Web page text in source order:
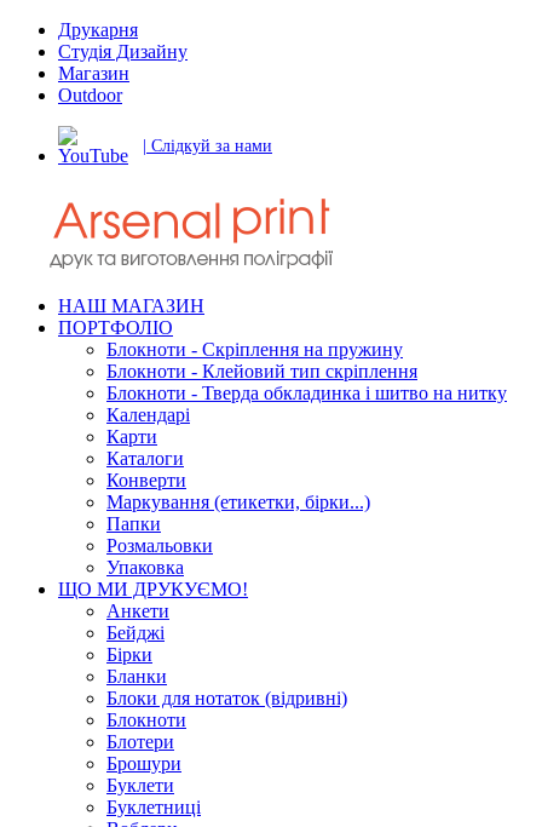
Друкарня
Студія Дизайну
Магазин
Outdoor
| Слідкуй за нами
НАШ МАГАЗИН
ПОРТФОЛІО
Блокноти - Скріплення на пружину
Блокноти - Клейовий тип скріплення
Блокноти - Тверда обкладинка і шитво на нитку
Календарі
Карти
Каталоги
Конверти
Маркування (етикетки, бірки...)
Папки
Розмальовки
Упаковка
ЩО МИ ДРУКУЄМО!
Анкети
Бейджі
Бірки
Бланки
Блоки для нотаток (відривні)
Блокноти
Блотери
Брошури
Буклети
Буклетниці